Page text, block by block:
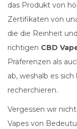
das Produkt von
Zertifikaten von
die die Reinheit
richtigen CBD
Präferenzen als
ab, weshalb es
recherchieren.
Vergessen wir
Vapes von